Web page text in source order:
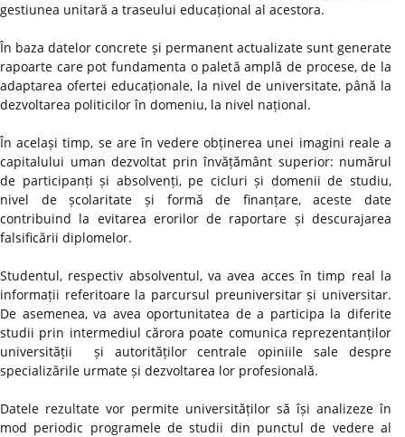
gestiunea unitară a traseului educațional al acestora.
În baza datelor concrete și permanent actualizate sunt generate
rapoarte care pot fundamenta o paletă amplă de procese, de la
adaptarea ofertei educaționale, la nivel de universitate, până la
dezvoltarea politicilor în domeniu, la nivel național.
În același timp, se are în vedere obținerea unei imagini reale a
capitalului uman dezvoltat prin învățământ superior: numărul
de participanți și absolvenți, pe cicluri și domenii de studiu,
nivel de școlaritate și formă de finanțare, aceste date
contribuind la evitarea erorilor de raportare și descurajarea
falsificării diplomelor.
Studentul, respectiv absolventul, va avea acces în timp real la
informații referitoare la parcursul preuniversitar și universitar.
De asemenea, va avea oportunitatea de a participa la diferite
studii prin intermediul cărora poate comunica reprezentanților
universității și autorităților centrale opiniile sale despre
specializările urmate și dezvoltarea lor profesională.
Datele rezultate vor permite universităților să își analizeze în
mod periodic programele de studii din punctul de vedere al